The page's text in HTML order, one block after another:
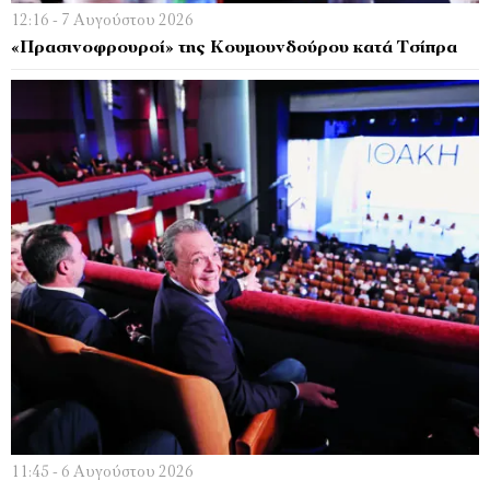
12:16 - 7 Αυγούστου 2026
«Πρασινοφρουροί» της Κουμουνδούρου κατά Τσίπρα
11:45 - 6 Αυγούστου 2026